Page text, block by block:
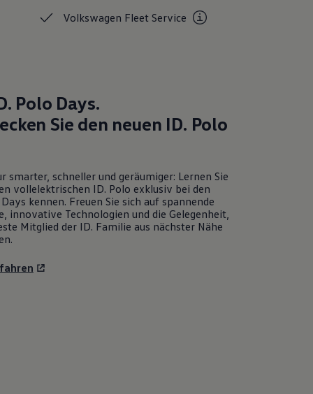
Volkswagen FleetService
Polo Days.
Sie den neuen ID. Polo
smarter, schneller und geräumiger: Lernen Sie
vollelektrischen ID. Polo exklusiv bei den
kennen. Freuen Sie sich auf spannende
innovative Technologien und die Gelegenheit,
Mitglied der ID. Familie aus nächster Nähe